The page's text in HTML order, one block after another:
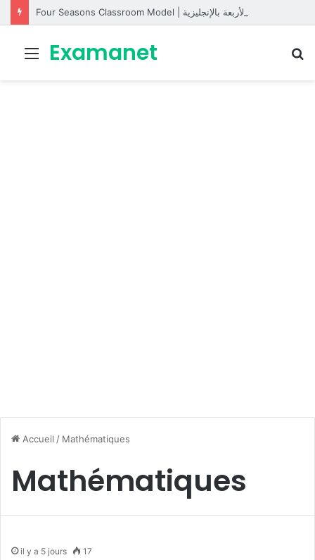
Menu
Examanet
Accueil / Mathématiques
Mathématiques
il y a 5 jours 17